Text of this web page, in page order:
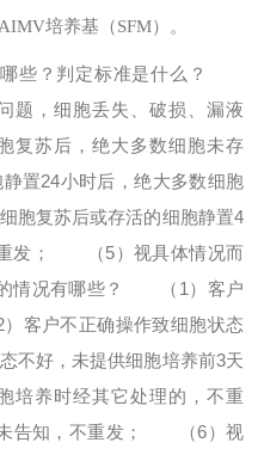
培养基（SFM）。
些？判定标准是什么？
题，细胞丢失、破损、漏液
苏后，绝大多数细胞未存
24小时后，绝大多数细胞
复苏后或存活的细胞静置4
发；
（5）视具体情况而
情况有哪些？
（1）客户
户不正确操作致细胞状态
好，未提供细胞培养前3天
养时经其它处理的，不重
知，不重发；
（6）视